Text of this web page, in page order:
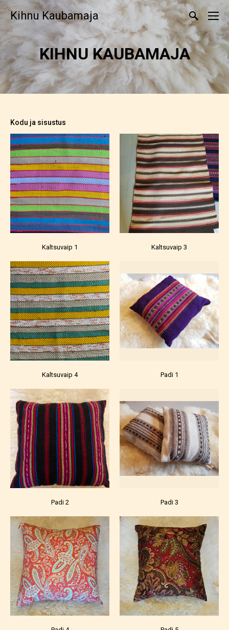
Kihnu Kaubamaja
KIHNU KAUBAMAJA
Kodu ja sisustus
Kaltsuvaip 1 Kaltsuvaip 3
Kaltsuvaip 4 Padi 1
Padi 2 Padi 3